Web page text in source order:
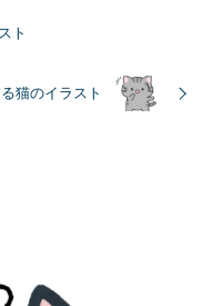
ト
猫のイラスト